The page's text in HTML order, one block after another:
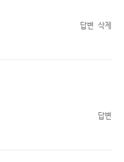
답변 삭제
답변